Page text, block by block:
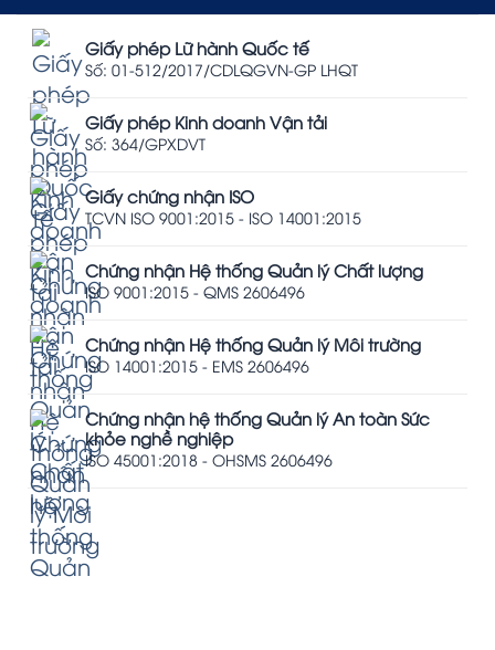
Giấy phép Lữ hành Quốc tế
Số: 01-512/2017/CDLQGVN-GP LHQT
Giấy phép Kinh doanh Vận tải
Số: 364/GPXDVT
Giấy chứng nhận ISO
TCVN ISO 9001:2015 - ISO 14001:2015
Chứng nhận Hệ thống Quản lý Chất lượng
ISO 9001:2015 - QMS 2606496
Chứng nhận Hệ thống Quản lý Môi trường
ISO 14001:2015 - EMS 2606496
Chứng nhận hệ thống Quản lý An toàn Sức
khỏe nghề nghiệp
ISO 45001:2018 - OHSMS 2606496